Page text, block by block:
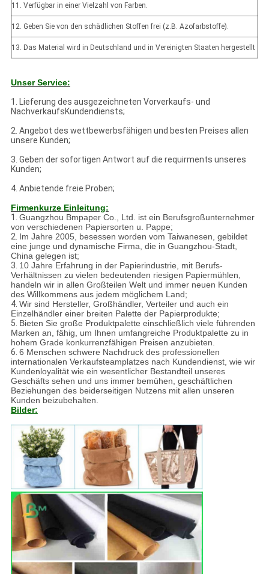
11. Verfügbar in einer Vielzahl von Farben.
12. Geben Sie von den schädlichen Stoffen frei (z.B. Azofarbstoffe).
13. Das Material wird in Deutschland und in Vereinigten Staaten hergestellt
Unser Service:
1. Lieferung des ausgezeichneten Vorverkaufs- und
NachverkaufsKundendiensts;
2. Angebot des wettbewerbsfähigen und besten Preises allen
unsere Kunden;
3. Geben der sofortigen Antwort auf die requirments unseres
Kunden;
4. Anbietende freie Proben;
Firmenkurze Einleitung:
1. Guangzhou Bmpaper Co., Ltd. ist ein Berufsgroßunternehmer
von verschiedenen Papiersorten u. Pappe;
2. Im Jahre 2005, besessen worden vom Taiwanesen, gebildet
eine junge und dynamische Firma, die in Guangzhou-Stadt,
China gelegen ist;
3. 10 Jahre Erfahrung in der Papierindustrie, mit Berufs-
Verhältnissen zu vielen bedeutenden riesigen Papiermühlen,
handeln wir in allen Großteilen Welt und immer neuen Kunden
des Willkommens aus jedem möglichem Land;
4. Wir sind Hersteller, Großhändler, Verteiler und auch ein
Einzelhändler einer breiten Palette der Papierprodukte;
5. Bieten Sie große Produktpalette einschließlich viele führenden
Marken an, fähig, um Ihnen umfangreiche Produktpalette zu in
hohem Grade konkurrenzfähigen Preisen anzubieten.
6. 6 Menschen schwere Nachdruck des professionellen
internationalen Verkaufsteamplatzes nach Kundendienst, wie wir
Kundenloyalität wie ein wesentlicher Bestandteil unseres
Geschäfts sehen und uns immer bemühen, geschäftlichen
Beziehungen des beiderseitigen Nutzens mit allen unseren
Kunden beizubehalten.
Bilder: